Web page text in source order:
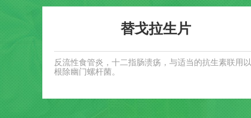
替戈拉生片
反流性食管炎，十二指肠溃疡，与适当的抗生素联用以
根除幽门螺杆菌。